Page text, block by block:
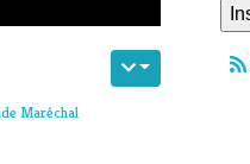
Maréchal